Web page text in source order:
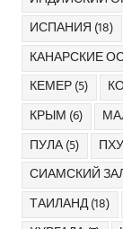
ИСПАНИЯ (18)
КАНАРСКИЕ
КЕМЕР(5)
КРЫМ (6)
ПУЛА(5)
СИАМСКИЙ
ТАИЛАНД(18)